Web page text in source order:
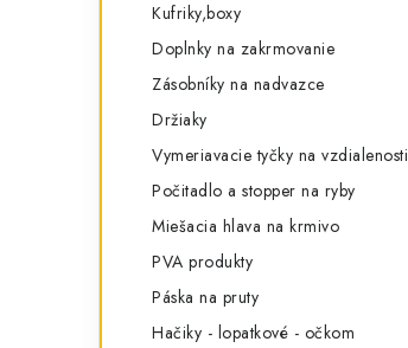
Kufriky,boxy
Doplnky na zakrmovanie
Zásobníky na nadvazce
Držiaky
Vymeriavacie tyčky na vzdialenosti
Počitadlo a stopper na ryby
Miešacia hlava na krmivo
PVA produkty
Páska na pruty
Hačiky - lopatkové - očkom